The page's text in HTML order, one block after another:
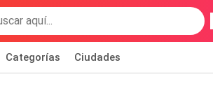
Categorías Ciudades